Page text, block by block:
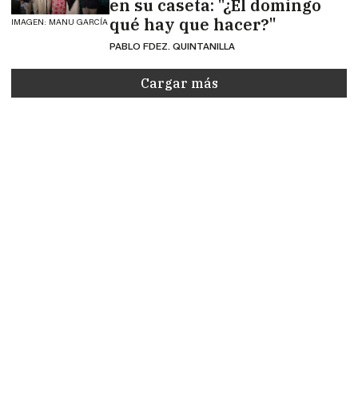
IMAGEN: MANU GARCÍA
en su caseta: "¿El domingo
qué hay que hacer?"
PABLO FDEZ. QUINTANILLA
Cargar más